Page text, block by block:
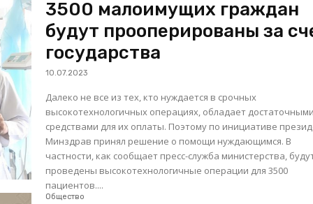
3500 малоимущих граждан
будут прооперированы за
государства
10.07.2023
Далеко не все из тех, кто нуждается в срочных
высокотехнологичных операциях, обладает достаточными
средствами для их оплаты. Поэтому по инициативе
Минздрав принял решение о помощи нуждающимся. В
частности, как сообщает пресс-служба министерства,
проведены высокотехнологичные операции для 3500
пациентов....
Общество